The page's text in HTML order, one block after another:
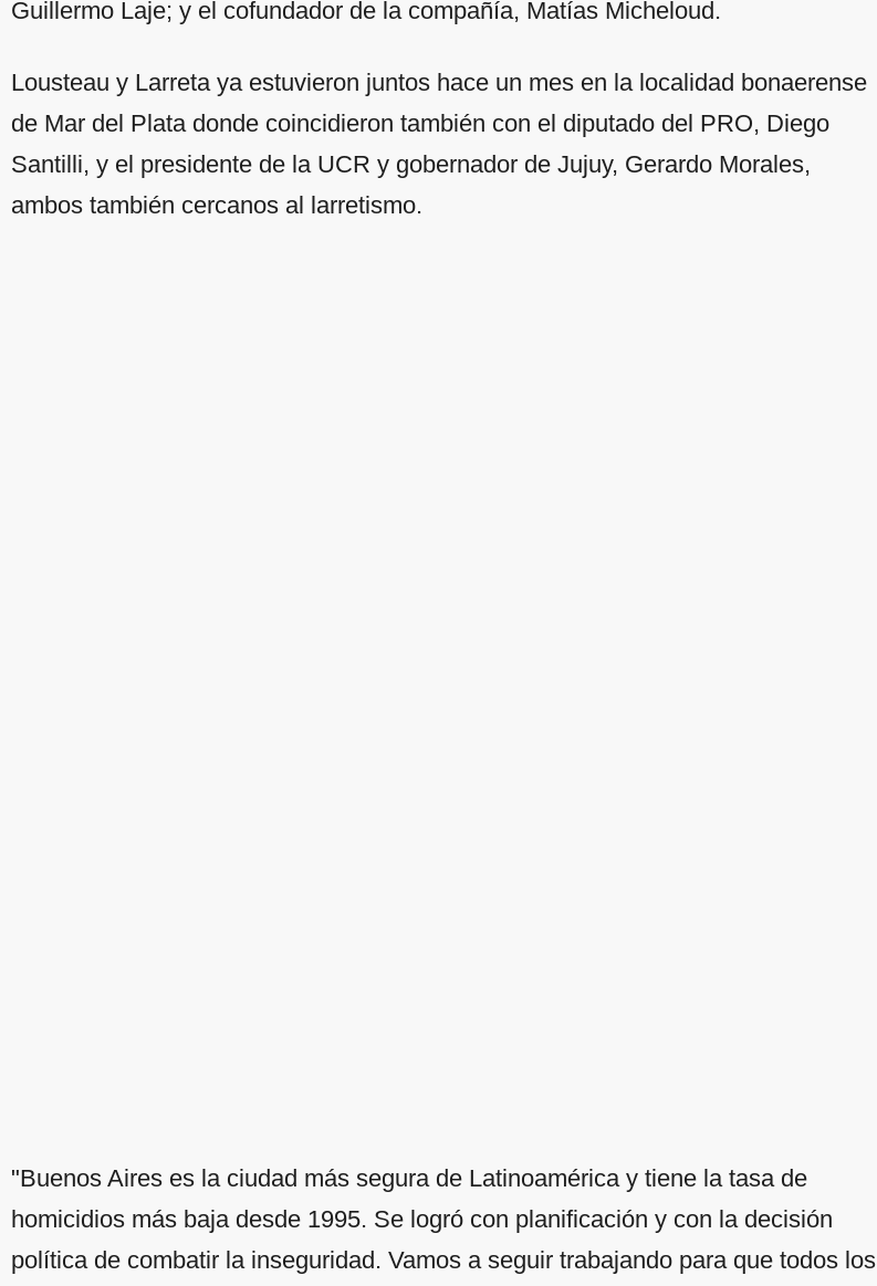
Guillermo Laje; y el cofundador de la compañía, Matías Micheloud.
Lousteau y Larreta ya estuvieron juntos hace un mes en la localidad bonaerense
de Mar del Plata donde coincidieron también con el diputado del PRO, Diego
Santilli, y el presidente de la UCR y gobernador de Jujuy, Gerardo Morales,
ambos también cercanos al larretismo.
"Buenos Aires es la ciudad más segura de Latinoamérica y tiene la tasa de
homicidios más baja desde 1995. Se logró con planificación y con la decisión
política de combatir la inseguridad. Vamos a seguir trabajando para que todos los